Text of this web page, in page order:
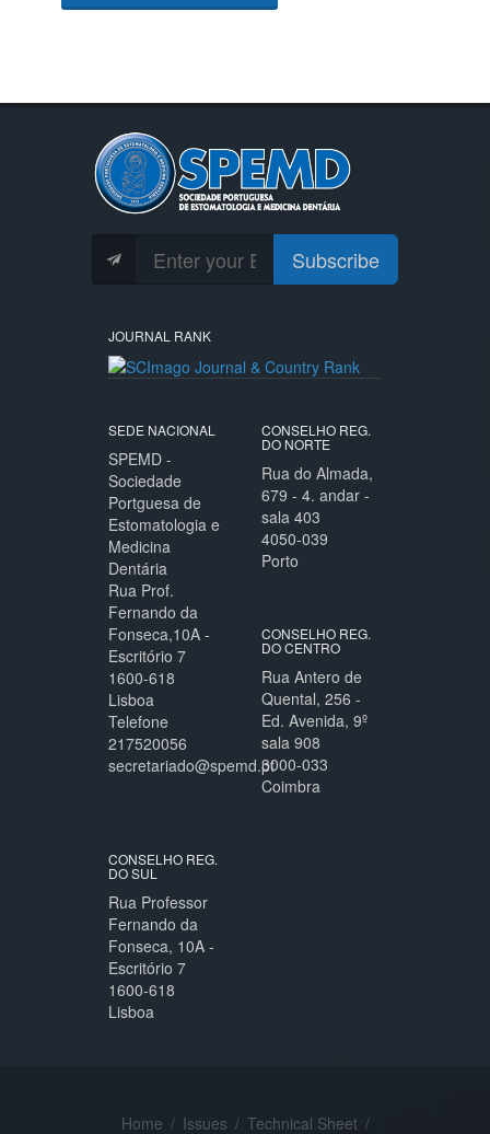
Subscribe
JOURNAL RANK
SEDE NACIONAL
SPEMD -
Sociedade
Portguesa de
Estomatologia e
Medicina
Dentária
Rua Prof.
Fernando da
Fonseca,10A -
Escritório 7
1600-618
Lisboa
Telefone
217520056
secretariado@spemd.pt
CONSELHO REG.
DO NORTE
Rua do Almada,
679 - 4. andar -
sala 403
4050-039
Porto
CONSELHO REG.
DO CENTRO
Rua Antero de
Quental, 256 -
Ed. Avenida, 9º
sala 908
3000-033
Coimbra
CONSELHO REG.
DO SUL
Rua Professor
Fernando da
Fonseca, 10A -
Escritório 7
1600-618
Lisboa
Home / Issues / Technical Sheet /